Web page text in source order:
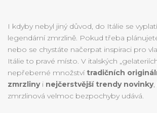
I kdyby nebyl jiný důvod, do Itálie se
legendární zmrzlině. Pokud třeba
nebo se chystáte načerpat inspiraci pro
Itálie to pravé místo. V italských
nepřeberné množství tradičních
zmrzlinyi nejčerstvější trendy novinky,
zmrzlinová velmoc bezpochyby udává.